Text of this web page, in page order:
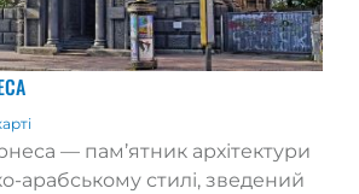
— пам’ятник архітектури
арабському стилі, зведений